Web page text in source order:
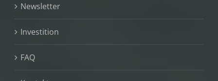
Newsletter
Investition
FAQ